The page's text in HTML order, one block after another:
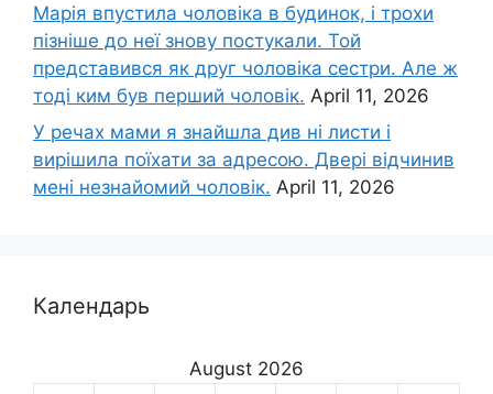
Марія впустила чоловіка в будинок, і трохи
пізніше до неї знову постукали. Той
представився як друг чоловіка сестри. Але ж
тоді ким був перший чоловік. April 11, 2026
У речах мами я знайшла див ні листи і
вирішила поїхати за адресою. Двері відчинив
мені незнайомий чоловік. April 11, 2026
Календарь
August 2026